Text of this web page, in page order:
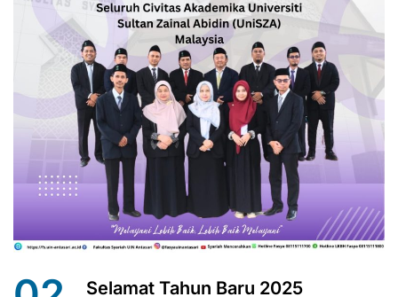
Selamat Tahun Baru 2025